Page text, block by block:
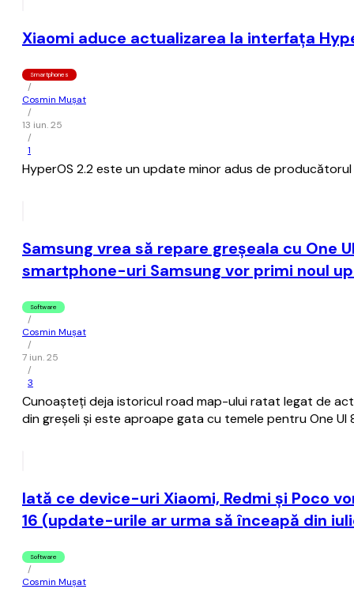
Xiaomi aduce actualizarea la interfaţa
Smartphones
/
Cosmin Mușat
/
13 iun. 25
/
1
HyperOS 2.2 este un update minor adus de
Samsung vrea să repare greşeala cu One
smartphone-uri Samsung vor primi noul
Software
/
Cosmin Mușat
/
7 iun. 25
/
3
Cunoaşteţi deja istoricul road map-ului ratat legat de
din greşeli şi este aproape gata cu temele pentru One UI
Iată ce device-uri Xiaomi, Redmi şi Poco
16 (update-urile ar urma să înceapă din
Software
/
Cosmin Mușat